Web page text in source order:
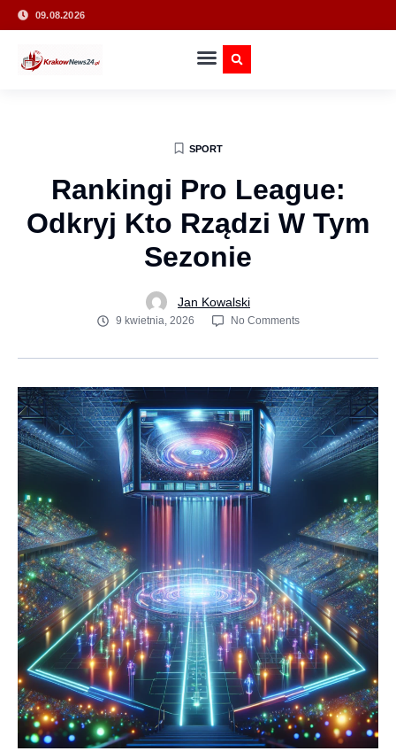
09.08.2026
SPORT
Rankingi Pro League:
Odkryj Kto Rządzi W Tym
Sezonie
Jan Kowalski
9 kwietnia, 2026 No Comments